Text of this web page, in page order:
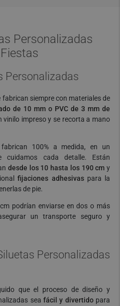
Personalizadas
Personalizadas
siempre con materiales de
de 10 mm o PVC de 3 mm de
vinilo impreso y se recorta a mano
100% a medida, en un
cada detalle. Están
desde los 10 hasta los 190 cm y
fijaciones adhesivaspara la
de pie.
podrían enviarse en dos o más
un transporte seguro y
Personalizadas
que el proceso de diseño y
sea fácil y divertidopara